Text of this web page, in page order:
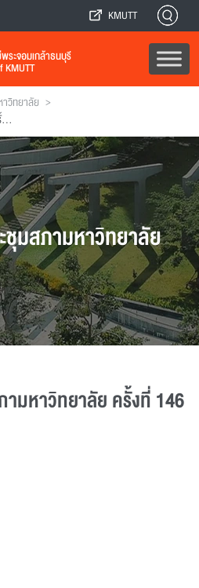
KMUTT
ระจอมเกล้าธนบุรี
KMUTT
วิทยาลัย >
รายงานการประชุมสภามหาวิทยาลัย ครั้งที่ 146
ชุมสภามหาวิทยาลัย
ามหาวิทยาลัย ครั้งที่ 146